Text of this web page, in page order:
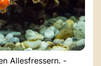
Allesfressern. -